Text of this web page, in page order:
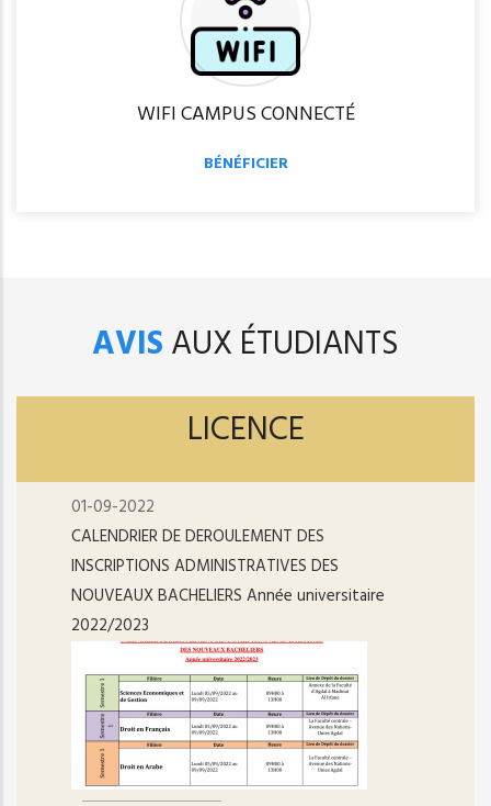
WIFI CAMPUS CONNECTÉ
BÉNÉFICIER
AVISAUX ÉTUDIANTS
LICENCE
01-09-2022
CALENDRIER DE DEROULEMENT DES
INSCRIPTIONS ADMINISTRATIVES DES
NOUVEAUX BACHELIERS Année universitaire
2022/2023